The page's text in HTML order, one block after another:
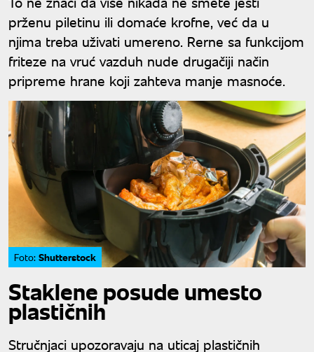
prženu piletinu ili domaće krofne, već da u
njima treba uživati umereno. Rerne sa funkcijom
friteze na vruć vazduh nude drugačiji način
pripreme hrane koji zahteva manje masnoće.
Foto: Shutterstock
Staklene posude umesto
plastičnih
Stručnjaci upozoravaju na uticaj plastičnih